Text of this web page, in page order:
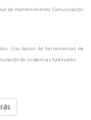
de mantenimiento. Comunicación
Uso básico de herramientas de
de incidencias habituales.